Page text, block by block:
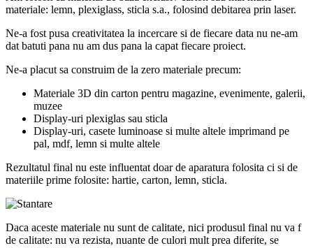
materiale: lemn, plexiglass, sticla s.a., folosind debitarea prin laser.
Ne-a fost pusa creativitatea la incercare si de fiecare data nu ne-am
dat batuti pana nu am dus pana la capat fiecare proiect.
Ne-a placut sa construim de la zero materiale precum:
Materiale 3D din carton pentru magazine, evenimente, galerii,
muzee
Display-uri plexiglas sau sticla
Display-uri, casete luminoase si multe altele imprimand pe
pal, mdf, lemn si multe altele
Rezultatul final nu este influentat doar de aparatura folosita ci si de
materiile prime folosite: hartie, carton, lemn, sticla.
Daca aceste materiale nu sunt de calitate, nici produsul final nu va f
de calitate: nu va rezista, nuante de culori mult prea diferite, se